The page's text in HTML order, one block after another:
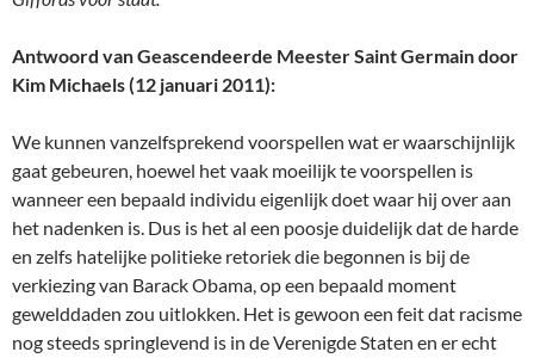
Antwoord van Geascendeerde Meester Saint Germain door
Kim Michaels (12 januari 2011):
We kunnen vanzelfsprekend voorspellen wat er waarschijnlijk
gaat gebeuren, hoewel het vaak moeilijk te voorspellen is
wanneer een bepaald individu eigenlijk doet waar hij over aan
het nadenken is. Dus is het al een poosje duidelijk dat de harde
en zelfs hatelijke politieke retoriek die begonnen is bij de
verkiezing van Barack Obama, op een bepaald moment
gewelddaden zou uitlokken. Het is gewoon een feit dat racisme
nog steeds springlevend is in de Verenigde Staten en er echt